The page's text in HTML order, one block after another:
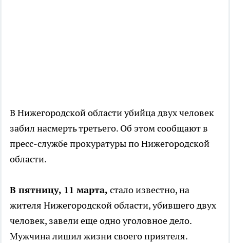
В Нижегородской области убийца двух человек
забил насмерть третьего. Об этом сообщают в
пресс-службе прокуратуры по Нижегородской
области.
В пятницу, 11 марта, стало известно, на
жителя Нижегородской области, убившего двух
человек, завели еще одно уголовное дело.
Мужчина лишил жизни своего приятеля.